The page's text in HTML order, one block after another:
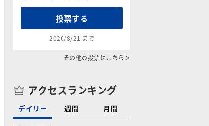
メールで送る
投票する
2026/8/21 まで
その他の投票はこちら＞
アクセスランキング
デイリー 週間 月間